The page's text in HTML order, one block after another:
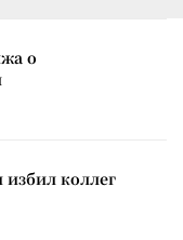
о
коллег